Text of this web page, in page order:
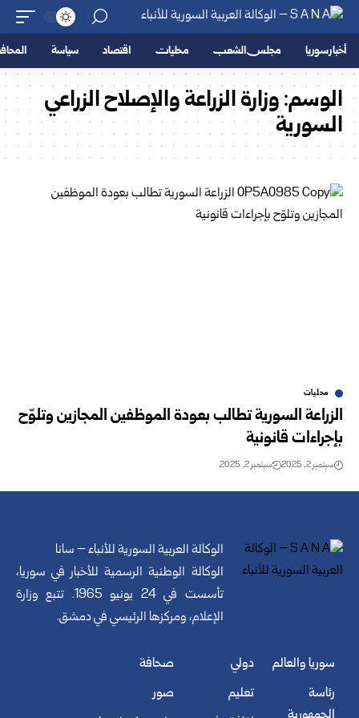
أخبار سوريا مجلس الشعب محليات اقتصاد سياسة
الوسم:وزارة الزراعة والإصلاح الزراعي
السورية
محليات
الزراعة السورية تطالب بعودة الموظفين المجازين وتلوّح
بإجراءات قانونية
سبتمبر 2, 2025 سبتمبر 2, 2025
الوكالة العربية السورية للأنباء – سانا
الوكالة الوطنية الرسمية للأخبار في سوريا،
تأسست في 24 يونيو 1965. تتبع وزارة
الإعلام، ومركزها الرئيسي في دمشق.
سوريا والعالم
رئاسة
دولي
تعليم
صحافة
صور